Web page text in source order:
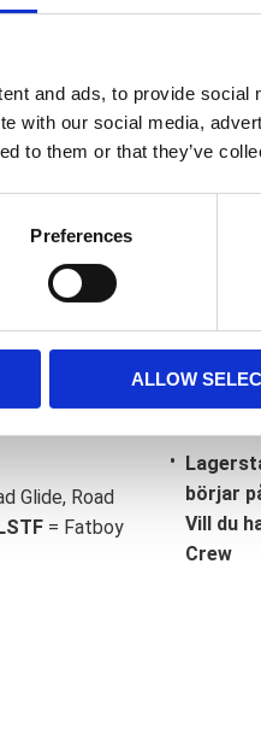
and ads, to provide
with our social media,
to them or that they’ve
Preferences
ALLOW
Glide, Road
= Fatboy
börjar
Vill du
Crew